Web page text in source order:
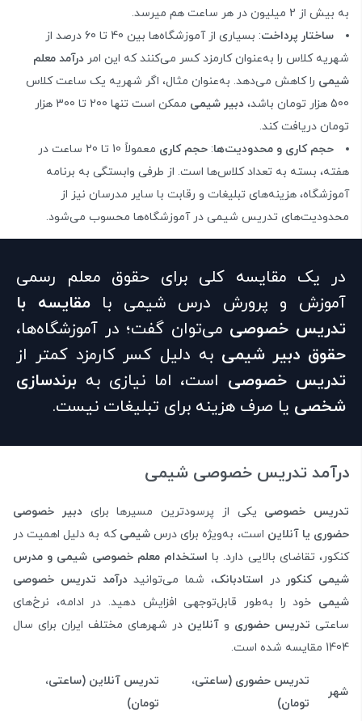
به بیش از 2 میلیون در هر ساعت هم می‎رسد.
ساختار پرداخت
: بسیاری از آموزشگاه‌ها بین 40 تا 60 درصد از
شهریه کلاس را به‌عنوان کارمزد کسر می‌کنند که این امر درآمد معلم
شیمی را کاهش می‌دهد. به‌عنوان مثال، اگر شهریه یک ساعت کلاس
500 هزار تومان باشد،
دبیر شیمی
ممکن است تنها 200 تا 300 هزار
تومان دریافت کند.
حجم کاری و محدودیت‌ها: حجم کاری
معمولاً 10 تا 20 ساعت در
هفته، بسته به تعداد کلاس‌ها است. از طرفی وابستگی به برنامه
آموزشگاه، هزینه‌های تبلیغات و رقابت با سایر مدرسان نیز از
محدودیت‌های تدریس شیمی در آموزشگاه‌ها محسوب می‌شود.
در یک مقایسه کلی برای حقوق معلم رسمی
آموزش و پرورش درس شیمی بامقایسه با
تدریس خصوصی می‌توان گفت؛ در آموزشگاه‌ها،
حقوق دبیر شیمی به دلیل کسر کارمزد کمتر از
تدریس خصوصی است، اما نیازی به برندسازی
شخصی یا صرف هزینه برای تبلیغات نیست.
درآمد تدریس خصوصی شیمی
تدریس خصوصی یکی از پرسودترین مسیرها برای دبیر خصوصی
حضوری یا آنلاین است، به‌ویژه برای درسشیمی که به دلیل اهمیت در
کنکور، تقاضای بالایی دارد. با استخدام معلم خصوصی شیمی و مدرس
شیمی کنکور در استادبانک، شما می‌توانید درآمد تدریس خصوصی
شیمی خود را به‌طور قابل‌توجهی افزایش دهید. در ادامه، نرخ‌های
ساعتی تدریس حضوری و آنلاین در شهرهای مختلف ایران برای سال
1404 مقایسه شده است.
شهر
تدریس حضوری (ساعتی،
تومان)
تدریس آنلاین (ساعتی،
تومان)